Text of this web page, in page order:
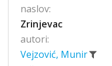
naslov:
Zrinjevac
autori:
Vejzović, Munir